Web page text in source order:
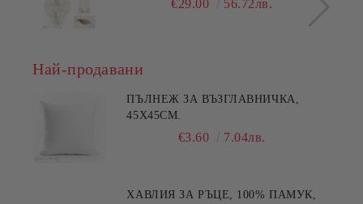
€29.00 56.72лв.
Най-продавани
ПЪЛНЕЖ ЗА ВЪЗГЛАВНИЧКА,
45X45СМ.
€3.60 7.04лв.
ХАВЛИЯ ЗА РЪЦЕ, 100% ПАМУК,